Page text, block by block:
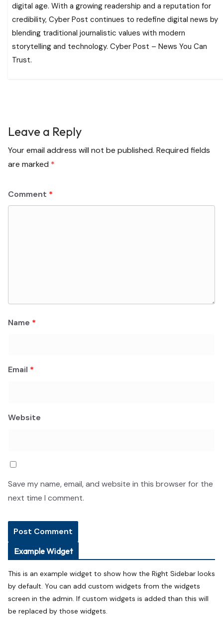
digital age. With a growing readership and a reputation for
credibility, Cyber Post continues to redefine digital news by
blending traditional journalistic values with modern
storytelling and technology. Cyber Post – News You Can
Trust.
Leave a Reply
Your email address will not be published. Required fields
are marked *
Comment *
Name *
Email *
Website
Save my name, email, and website in this browser for the
next time I comment.
Example Widget
This is an example widget to show how the Right Sidebar looks
by default. You can add custom widgets from the widgets
screen in the admin. If custom widgets is added than this will
be replaced by those widgets.